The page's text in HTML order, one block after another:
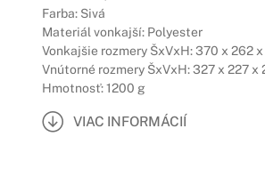
Farba: Sivá
Materiál vonkajší: Polyester
Vonkajšie rozmery ŠxVxH: 370 x 262 x
Vnútorné rozmery ŠxVxH: 327 x 227 x
Hmotnosť: 1200 g
VIAC INFORMÁCIÍ